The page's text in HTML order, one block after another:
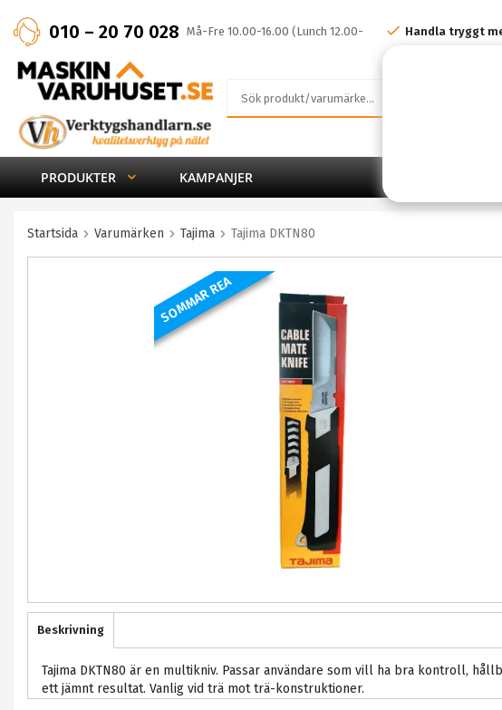
010 – 20 70 028 Må-Fre 10.00-16.00 (Lunch 12.00-
13.00)
Handla tryggt
PRODUKTER KAMPANJER
Startsida Varumärken Tajima Tajima DKTN80
SOMMAR REA
Beskrivning
Tajima DKTN80 är en multikniv. Passar användare som vill ha bra kontroll,
ett jämnt resultat. Vanlig vid trä mot trä-konstruktioner.